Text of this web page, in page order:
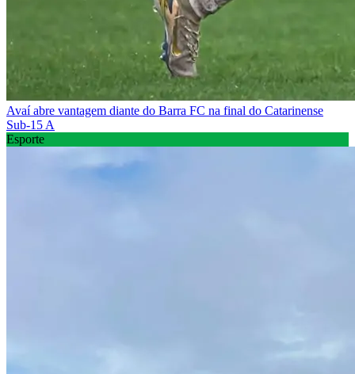
Avaí abre vantagem diante do Barra FC na final do Catarinense
Sub-15 A
Esporte